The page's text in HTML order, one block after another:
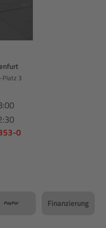
Platz 3
0
Finanzierung